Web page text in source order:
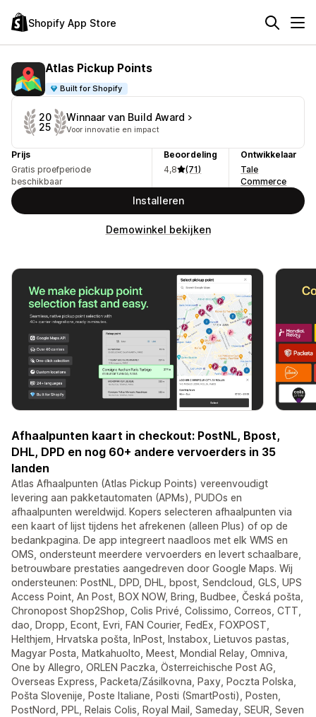
Shopify App Store
Atlas Pickup Points
Built for Shopify
20
25
Winnaar van Build Award
Voor innovatie en impact
Prijs
Gratis proefperiode
beschikbaar
Beoordeling
4,8
(71)
Ontwikkelaar
Tale
Commerce
Installeren
Demowinkel bekijken
Afhaalpunten kaart in checkout: PostNL, Bpost,
DHL, DPD en nog 60+ andere vervoerders in 35
landen
Atlas Afhaalpunten (Atlas Pickup Points) vereenvoudigt
levering aan pakketautomaten (APMs), PUDOs en
afhaalpunten wereldwijd. Kopers selecteren afhaalpunten via
een kaart of lijst tijdens het afrekenen (alleen Plus) of op de
bedankpagina. De app integreert naadloos met elk WMS en
OMS, ondersteunt meerdere vervoerders en levert schaalbare,
betrouwbare prestaties aangedreven door Google Maps. Wij
ondersteunen: PostNL, DPD, DHL, bpost, Sendcloud, GLS, UPS
Access Point, An Post, BOX NOW, Bring, Budbee, Česká pošta,
Chronopost Shop2Shop, Colis Privé, Colissimo, Correos, CTT,
dao, Dropp, Econt, Evri, FAN Courier, FedEx, FOXPOST,
Helthjem, Hrvatska pošta, InPost, Instabox, Lietuvos pastas,
Magyar Posta, Matkahuolto, Meest, Mondial Relay, Omniva,
One by Allegro, ORLEN Paczka, Österreichische Post AG,
Overseas Express, Packeta/Zásilkovna, Paxy, Poczta Polska,
Pošta Slovenije, Poste Italiane, Posti (SmartPosti), Posten,
PostNord, PPL, Relais Colis, Royal Mail, Sameday, SEUR, Seven